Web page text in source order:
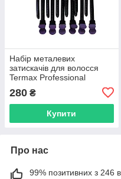
Набір металевих
затискачів для волосся
Termax Professional
Evolution Black&Violet, 12
шт (T-1009-VIO)
280 ₴
Купити
Про нас
99% позитивних з 246